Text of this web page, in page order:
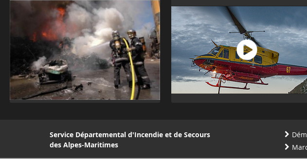
Service Départemental d'Incendie et de Secours
des Alpes-Maritimes